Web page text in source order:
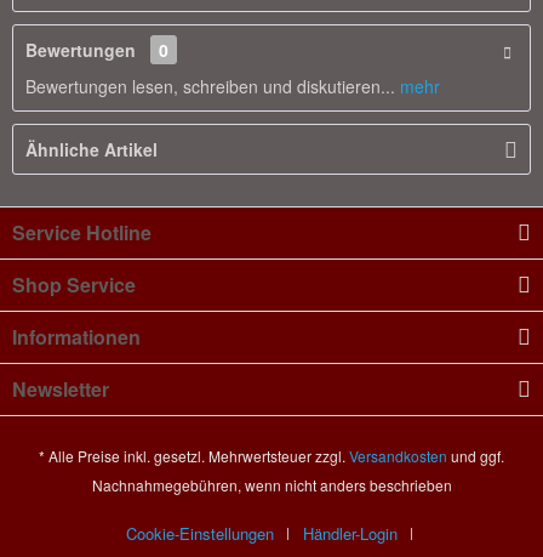
Bewertungen
0
Bewertungen lesen, schreiben und diskutieren... mehr
Ähnliche Artikel
Service Hotline
Shop Service
Informationen
Newsletter
* Alle Preise inkl. gesetzl. Mehrwertsteuer zzgl. Versandkosten und ggf.
Nachnahmegebühren, wenn nicht anders beschrieben
Cookie-Einstellungen Händler-Login